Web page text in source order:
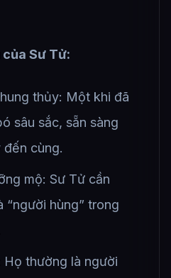
Sư Tử:
thủy: Một khi đã
sâu sắc, sẵn sàng
cùng.
mộ: Sư Tử cần
“người hùng” trong
thường là người